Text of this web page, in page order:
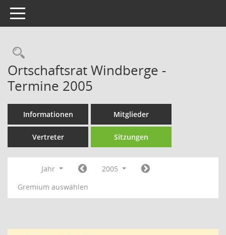
Toggle navigation
Rechercheauswahl
Ortschaftsrat Windberge -
Termine 2005
Informationen Mitglieder
Vertreter Sitzungen
Jahr
2005
Gremium auswählen